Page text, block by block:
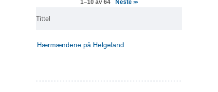
1–10 av 64 Neste>>
Tittel
Hærmændene på Helgeland